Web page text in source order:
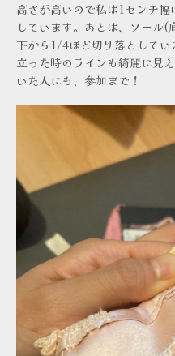
高さが高いので私は1センチ
しています。あとは、ソール
下から1/4ほど切り落としてい
立った時のラインも綺麗に見
いた人にも、参加まで！